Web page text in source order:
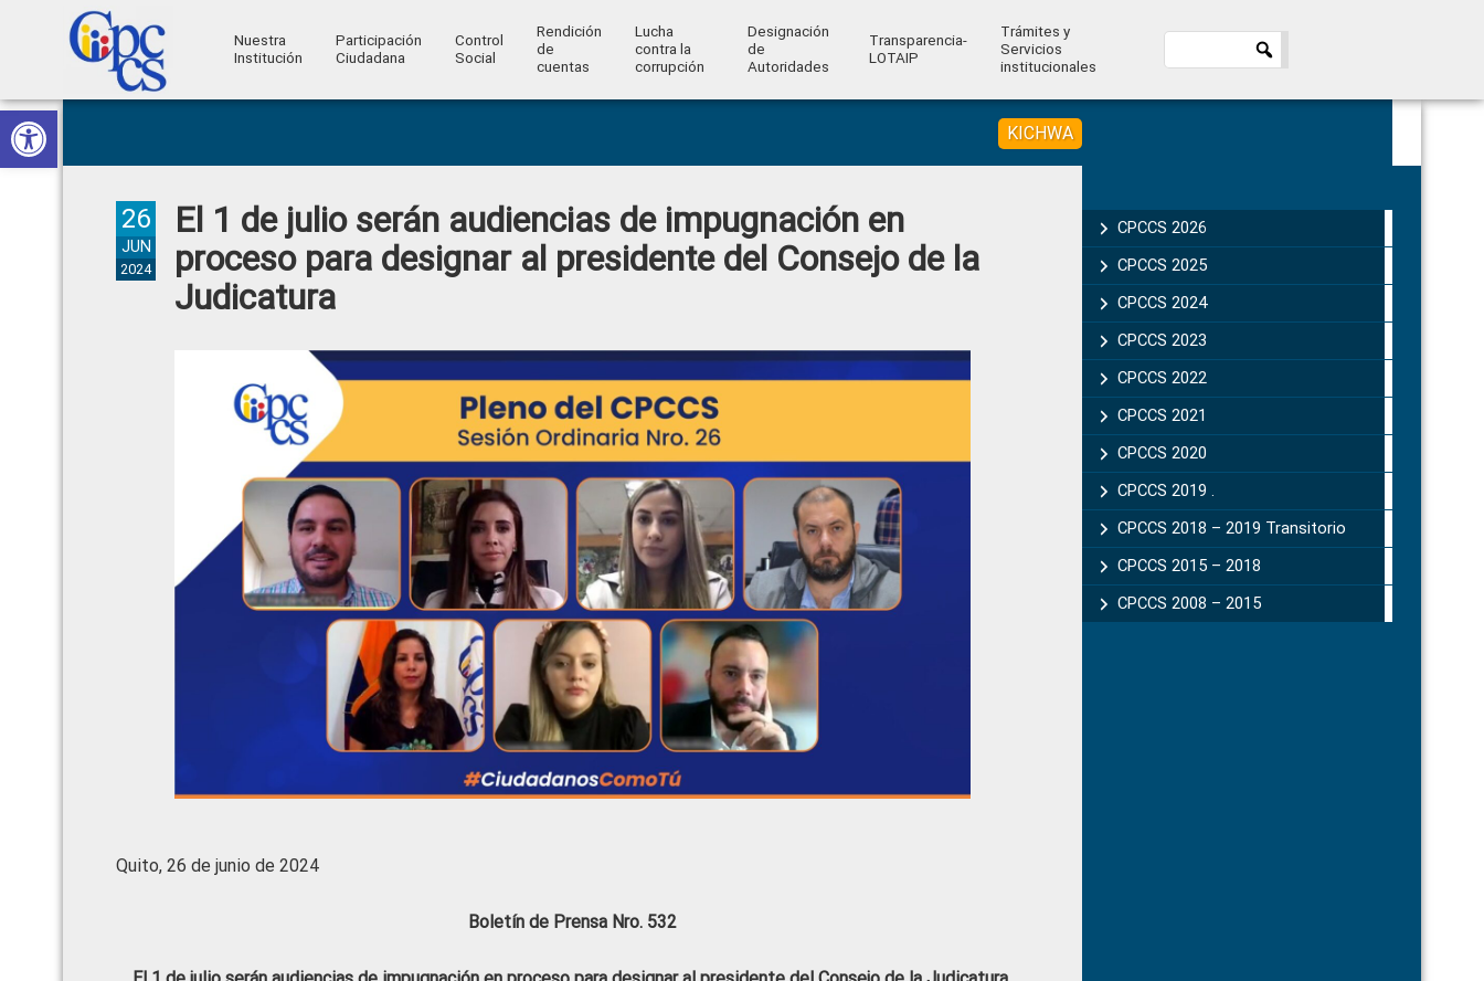
Abrir barra de herramientas
Skip
to
primary
Skip
to
main
Skip
to
primary
Skip
to
footer
Ciudadana
Control
Ciudadano
Nuestra
Institución
Participación
Ciudadana
Control
Social
Rendición
de
cuentas
Lucha
contra la
corrupción
Designación
de
Autoridades
Transparencia-
LOTAIP
Trámites y
Servicios
institucionales
KICHWA
El 1 de julio serán audiencias de impugnación en
proceso para designar al presidente del Consejo de la
Judicatura
26
JUN
2024
Quito, 26 de junio de 2024
Boletín de Prensa Nro. 532
Sidebar
CPCCS 2026
CPCCS 2025
CPCCS 2024
CPCCS 2023
CPCCS 2022
CPCCS 2021
CPCCS 2020
CPCCS 2019 .
CPCCS 2018 – 2019 Transitorio
CPCCS 2015 – 2018
CPCCS 2008 – 2015